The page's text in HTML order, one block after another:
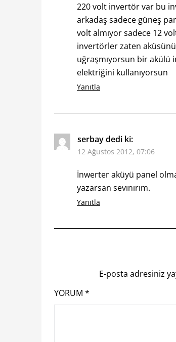
220 volt invertör var bu
arkadaş sadece güneş
volt almıyor sadece 12
invertörler zaten
uğraşmıyorsun bir akülü
elektriğini kullanıyorsun
Yanıtla
serbaydedi ki:
12 Ağustos 2012, 07:06
İnwerter aküyü panel
yazarsan sevınırım.
Yanıtla
E-posta adresiniz
YORUM *